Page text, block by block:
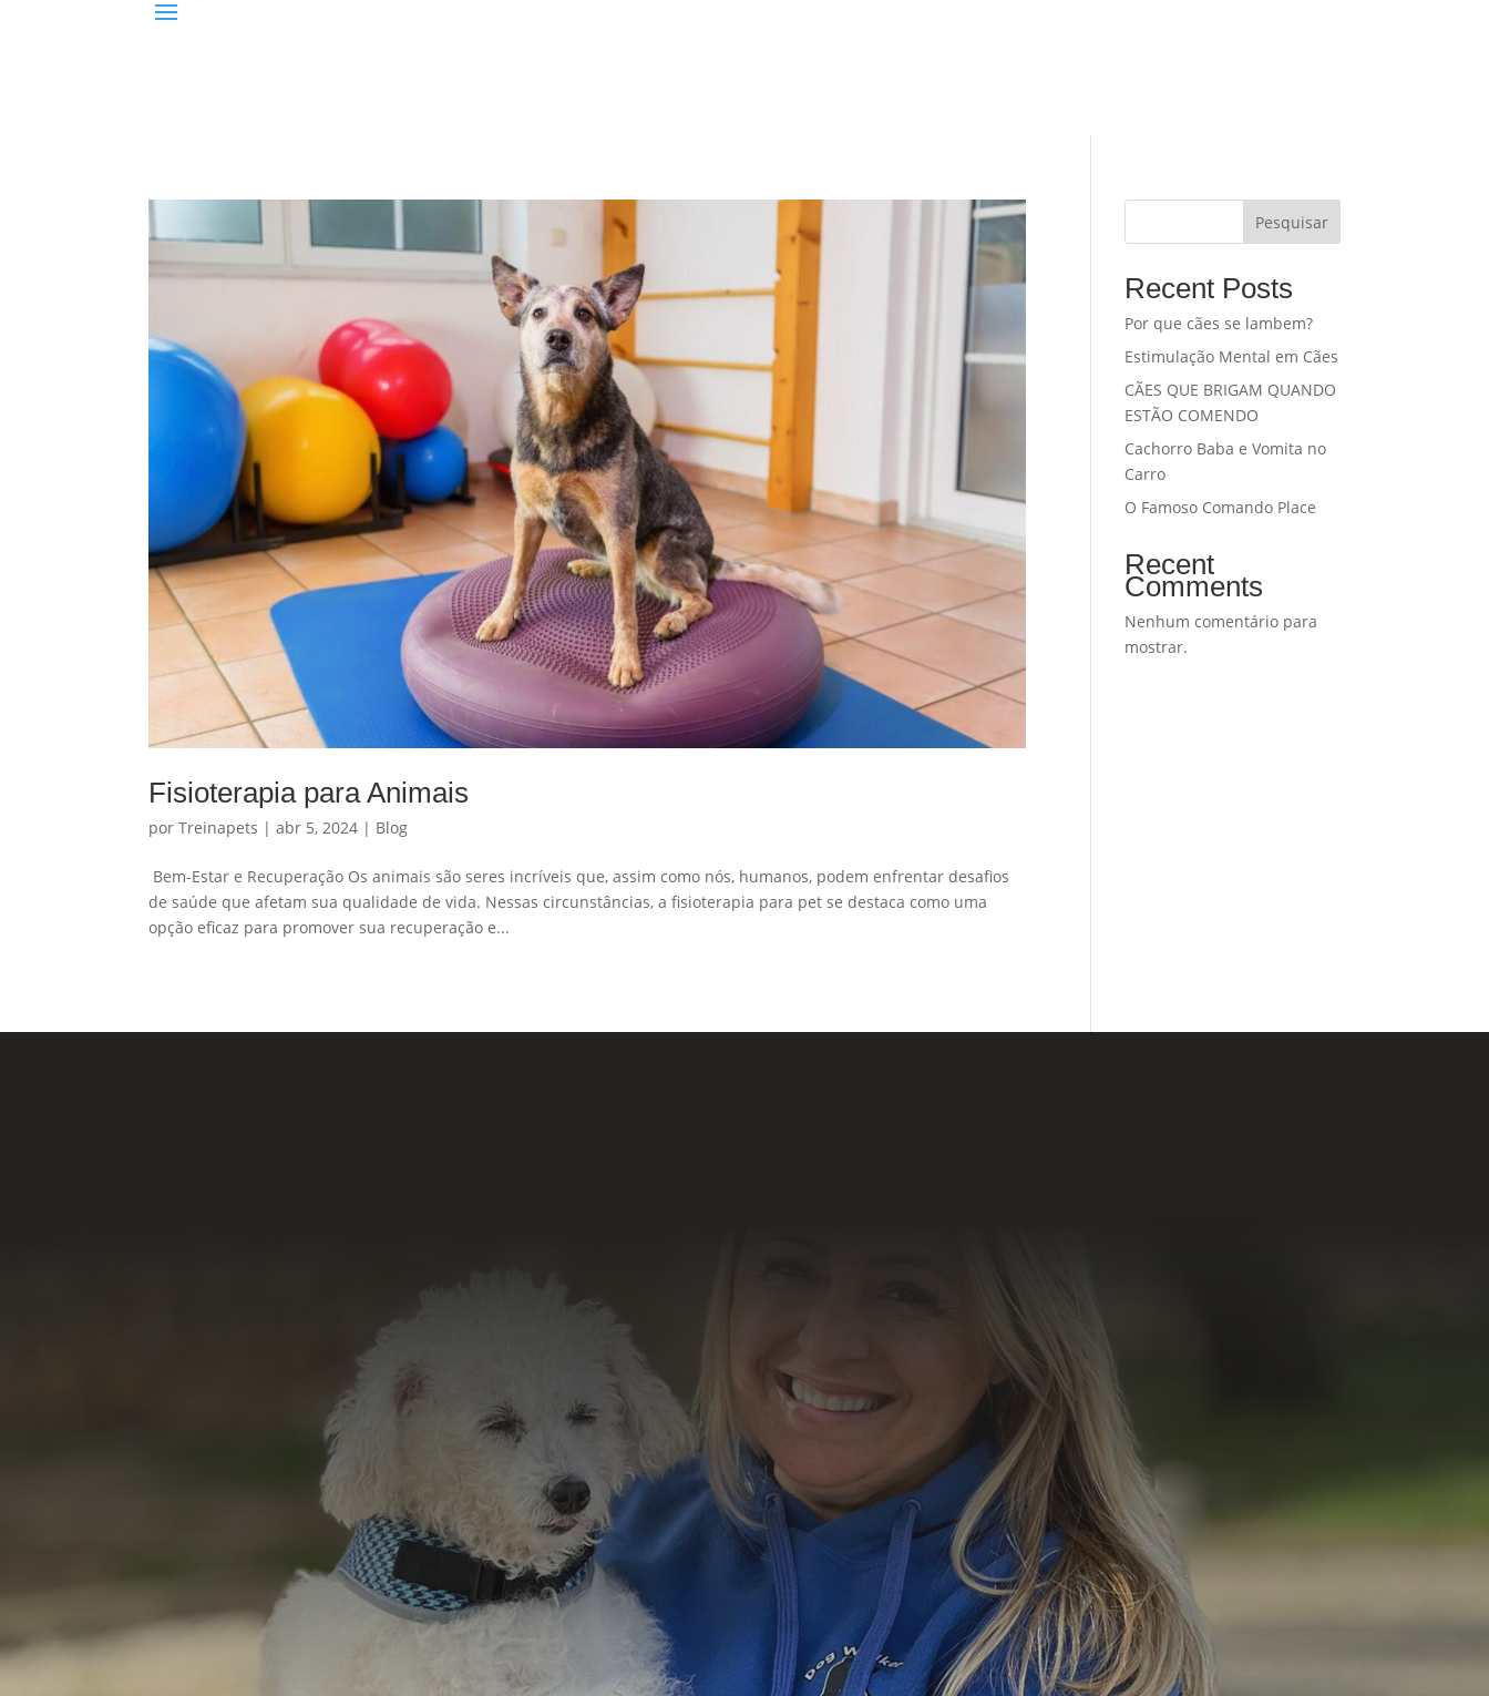
Fisioterapia para Animais
porTreinapets |abr 5, 2024 | Blog
Bem-Estar e Recuperação Os animais são seres incríveis que, assim como nós, humanos, podem enfrentar desafios
de saúde que afetam sua qualidade de vida. Nessas circunstâncias, a fisioterapia para pet se destaca como uma
opção eficaz para promover sua recuperação e...
Pesquisar
Recent Posts
Por que cães se lambem?
Estimulação Mental em Cães
CÃES QUE BRIGAM QUANDO
ESTÃO COMENDO
Cachorro Baba e Vomita no
Carro
O Famoso Comando Place
Recent
Comments
Nenhum comentário para
mostrar.
Acesse e conheça o resultado
do nosso trabalho
8 + 3=